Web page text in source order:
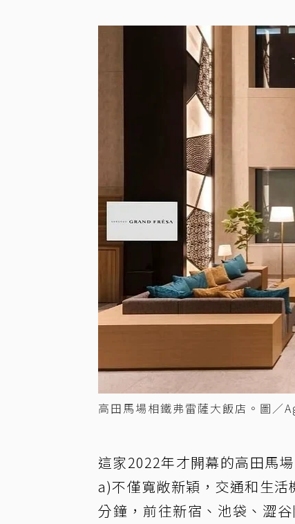
高田馬場相鐵弗雷薩大飯店。圖／
這家2022年才開幕的高田馬
a)不僅寬敞新穎，交通和生
分鐘，前往新宿、池袋、澀